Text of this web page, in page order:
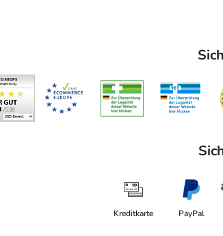
Kreditkarte PayPal